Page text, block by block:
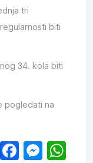
tri
biti
34. kola biti
pogledati na
Copy